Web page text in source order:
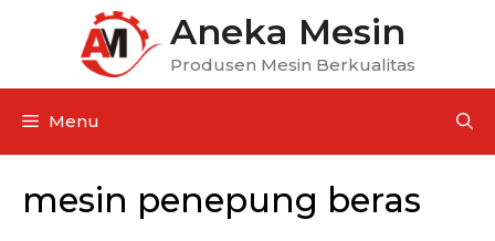
Aneka Mesin
Produsen Mesin Berkualitas
Menu
mesin penepung beras